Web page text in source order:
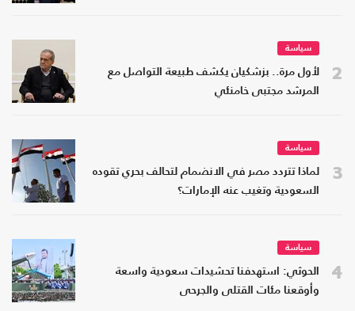
2
سياسة
لأول مرة.. بزشكيان يكشف طبيعة التواصل مع
المرشد مجتبى خامنئي
3
سياسة
لماذا تتردد مصر في الانضمام لتحالف بحري تقوده
السعودية وتغيب عنه الإمارات؟
4
سياسة
الحوثي: استهدفنا تحشيدات سعودية واسعة
وأوقعنا مئات القتلى والجرحى